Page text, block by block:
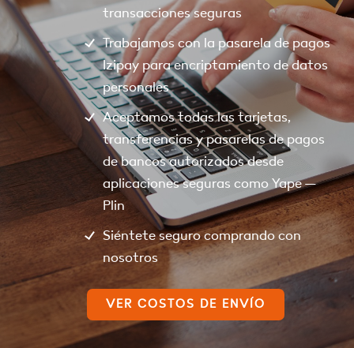
transacciones seguras
Trabajamos con la pasarela de pagos
Izipay para encriptamiento de datos
personales
Aceptamos todas las tarjetas,
transferencias y pasarelas de pagos
de bancos autorizados desde
aplicaciones seguras como Yape –
Plin
Siéntete seguro comprando con
nosotros
VER COSTOS DE ENVÍO